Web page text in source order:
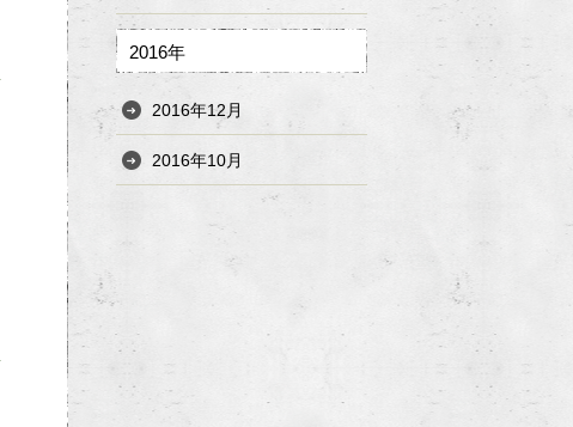
2016年
2016年12月
2016年10月